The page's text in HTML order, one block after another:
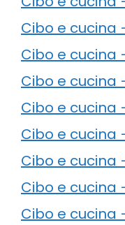
Cibo e cucina
Cibo e cucina
Cibo e cucina
Cibo e cucina
Cibo e cucina
Cibo e cucina
Cibo e cucina
Cibo e cucina